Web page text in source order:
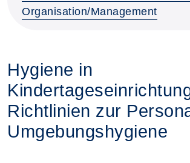
Organisation/Management
Hygiene in
Richtlinien zur
Umgebungshygiene